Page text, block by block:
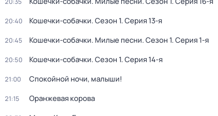
20:40 Кошечки-собачки. Сезон 1. Серия 13-я
20:45 Кошечки-собачки. Милые песни. Сезон 1. Серия 1-я
20:50 Кошечки-собачки. Сезон 1. Серия 14-я
21:00 Спокойной ночи, малыши!
21:15 Оранжевая корова